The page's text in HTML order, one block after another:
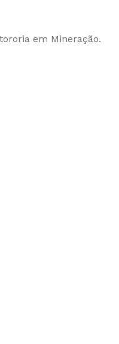
em Mineração.